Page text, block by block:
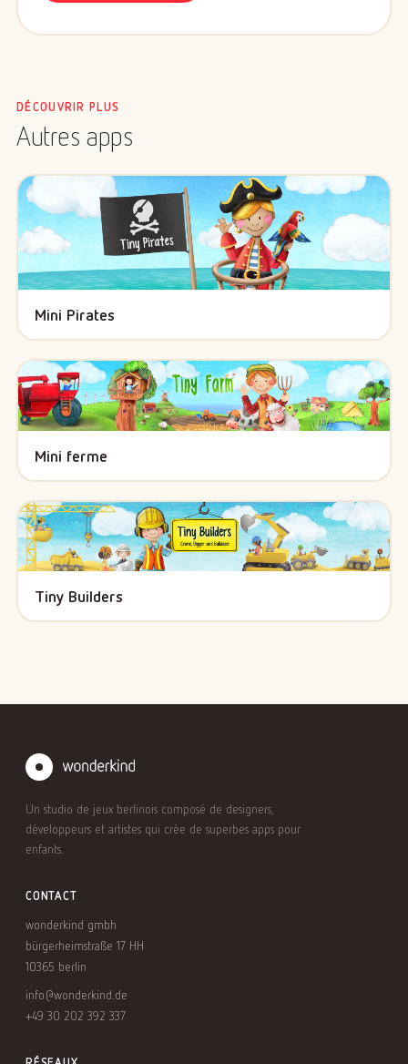
DÉCOUVRIR PLUS
Autres apps
Mini Pirates
Mini ferme
Tiny Builders
Un studio de jeux berlinois composé de designers,
développeurs et artistes qui crée de superbes apps pour
enfants.
CONTACT
wonderkind gmbh
bürgerheimstraße 17 HH
10365 berlin
info@wonderkind.de
+49 30 202 392 337